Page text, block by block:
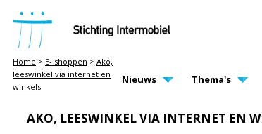
STICHTING INTERMOBIEL
MAIN PAGE NAVIGATION
Nieuws Thema's
Home > E- shoppen > Ako,
leeswinkel via internet en
winkels
AKO, LEESWINKEL VIA INTERNET EN